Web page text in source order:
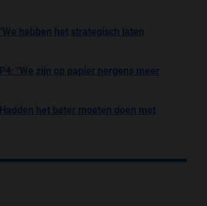
hebben het strategisch laten
"We zijn op papier nergens meer
het beter moeten doen met